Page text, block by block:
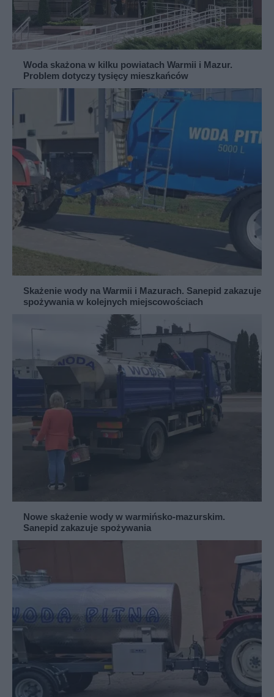
Woda skażona w kilku powiatach Warmii i Mazur.
Problem dotyczy tysięcy mieszkańców
Skażenie wody na Warmii i Mazurach. Sanepid zakazuje
spożywania w kolejnych miejscowościach
Nowe skażenie wody w warmińsko-mazurskim.
Sanepid zakazuje spożywania